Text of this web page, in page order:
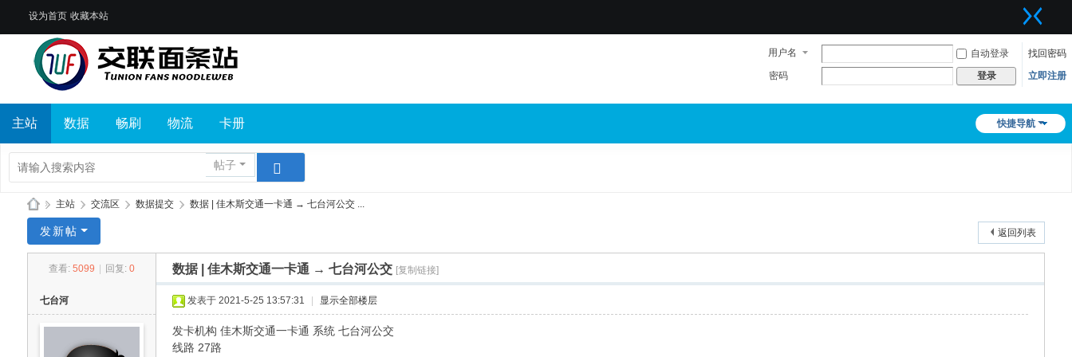
设为首页 收藏本站
用户名 自动登录
找回密码
密码
登录 立即注册
快捷导航
主站 数据 畅刷 物流 卡册
帖子
联
» 主站 › 交流区 › 数据提交 › 数据 | 佳木斯交通一卡通 → 七台河公交 ...
返回列表
发新帖
查看: 5099 回复: 0 数据 | 佳木斯交通一卡通 → 七台河公交 [复制链接]
七台河 发表于 2021-5-25 13:57:31 显示全部楼层
发卡机构 佳木斯交通一卡通 系统 七台河公交
线路 27路